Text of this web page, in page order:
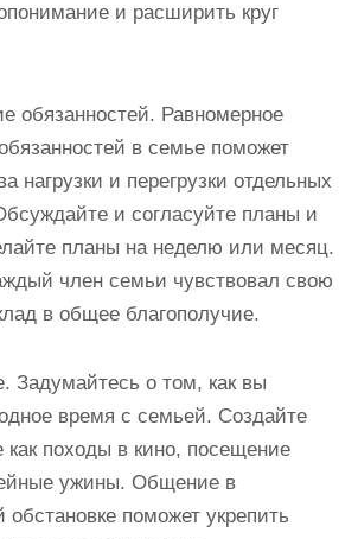
и расширить круг
обязанностей. Равномерное
в семье поможет
нагрузки и перегрузки отдельных
и согласуйте планы и
планы на неделю или месяц.
член семьи чувствовал свою
в общее благополучие.
Задумайтесь о том, как вы
время с семьей. Создайте
как походы в кино, посещение
ужины. Общение в
обстановке поможет укрепить